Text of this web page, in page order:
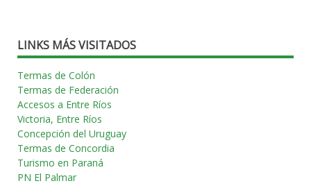
LINKS MÁS VISITADOS
Termas de Colón
Termas de Federación
Accesos a Entre Ríos
Victoria, Entre Ríos
Concepción del Uruguay
Termas de Concordia
Turismo en Paraná
PN El Palmar